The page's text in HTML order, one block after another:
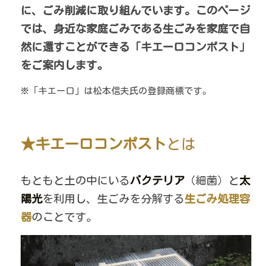
（公募終了）ゼロウェイスト基金
（公募終了）たたらの里山クリエイター助
成プログラム
リストプログラム
遺贈寄付
に、ごみ削減に取り組んでいます。このページ
では、身近な家庭ごみである生ごみを家庭で自
然に還すことができる「キエーロコンポスト」
をご案内します。
※「キエーロ」は松本信夫氏の登録商標です。
★キエーロコンポスト とは
もともと土の中にいるバクテリア （細菌）と太
陽光を利用し、生ごみを分解する生ごみ処理容
器のことです。